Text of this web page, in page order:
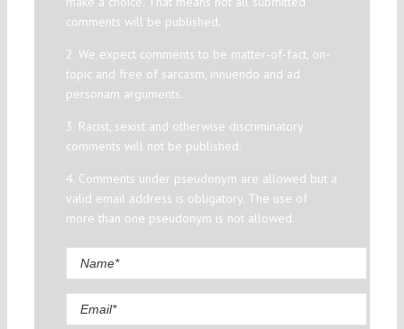
comments will be published.
2. We expect comments to be matter-of-fact, on-
topic and free of sarcasm, innuendo and ad
personam arguments.
3. Racist, sexist and otherwise discriminatory
comments will not be published.
4. Comments under pseudonym are allowed but a
valid email address is obligatory. The use of
more than one pseudonym is not allowed.